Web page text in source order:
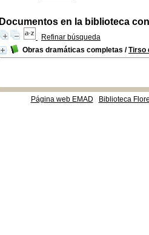
Documentos en la biblioteca
Refinar búsqueda
Obras dramáticas completas /Tirso
Página web EMAD Biblioteca